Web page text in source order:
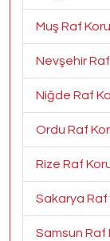
Muş Raf
Nevşehir
Niğde Raf
Ordu Raf
Rize Raf
Sakarya Raf
Samsun Raf